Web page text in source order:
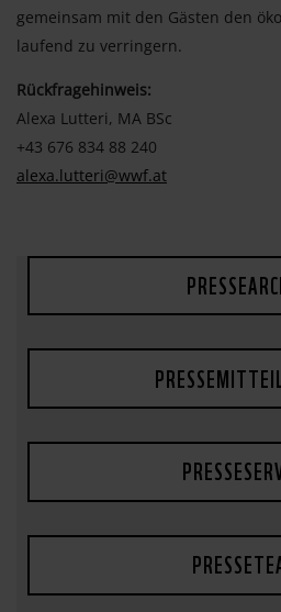
gemeinsam mit den Gästen den
laufend zu verringern.
Rückfragehinweis:
Alexa Lutteri, MA BSc
+43 676 834 88 240
alexa.lutteri@wwf.at